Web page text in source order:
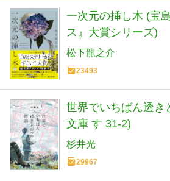
一次元の挿し木 (宝
ス』大賞シリーズ)
松下龍之介
23493
世界でいちばん透き
文庫 す 31-2)
杉井光
29967